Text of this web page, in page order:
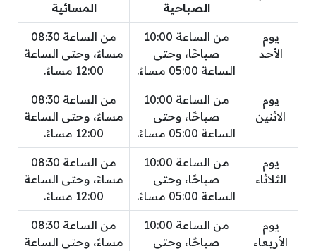
الصباحية
المسائية
يوم
الأحد
من الساعة 10:00
صباحًا، وحتى
الساعة 05:00 مساءً.
من الساعة 08:30
مساءً، وحتى الساعة
12:00 مساءً.
يوم
الاثنين
من الساعة 10:00
صباحًا، وحتى
الساعة 05:00 مساءً.
من الساعة 08:30
مساءً، وحتى الساعة
12:00 مساءً.
يوم
الثلاثاء
من الساعة 10:00
صباحًا، وحتى
الساعة 05:00 مساءً.
من الساعة 08:30
مساءً، وحتى الساعة
12:00 مساءً.
يوم
الأربعاء
من الساعة 10:00
صباحًا، وحتى
من الساعة 08:30
مساءً، وحتى الساعة